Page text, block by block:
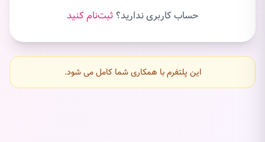
حساب کاربری ندارید؟ثبت‌نام کنید
این پلتفرم با همکاری شما کامل می شود.